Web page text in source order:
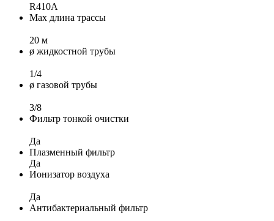
R410A
Max длина трассы
20 м
ø жидкостной трубы
1/4
ø газовой трубы
3/8
Фильтр тонкой очистки
Да
Плазменный фильтр
Да
Ионизатор воздуха
Да
Антибактериальный фильтр